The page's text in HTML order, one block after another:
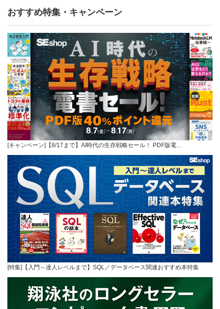
おすすめ特集・キャンペーン
[キャンペーン]【8/17まで】AI時代の生存戦略セール！ PDF版電…
[特集]【入門～達人レベルまで】SQL／データベース関連おすすめ本特集